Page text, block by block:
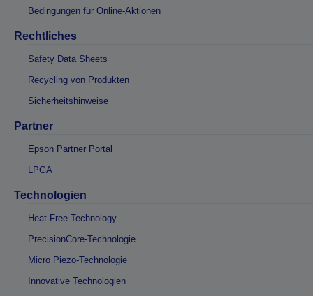
Bedingungen für Online-Aktionen
Rechtliches
Safety Data Sheets
Recycling von Produkten
Sicherheitshinweise
Partner
Epson Partner Portal
LPGA
Technologien
Heat-Free Technology
PrecisionCore-Technologie
Micro Piezo-Technologie
Innovative Technologien